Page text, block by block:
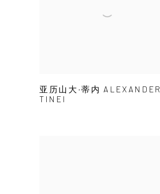
亚历山大·蒂内 ALEXANDER
TINEI